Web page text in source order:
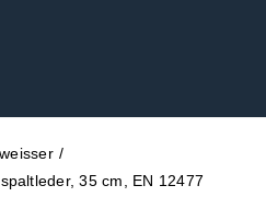
35 cm, EN 12477